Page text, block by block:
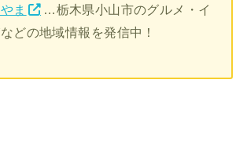
ま
…栃木県小山市のグルメ・イ
どの地域情報を発信中！